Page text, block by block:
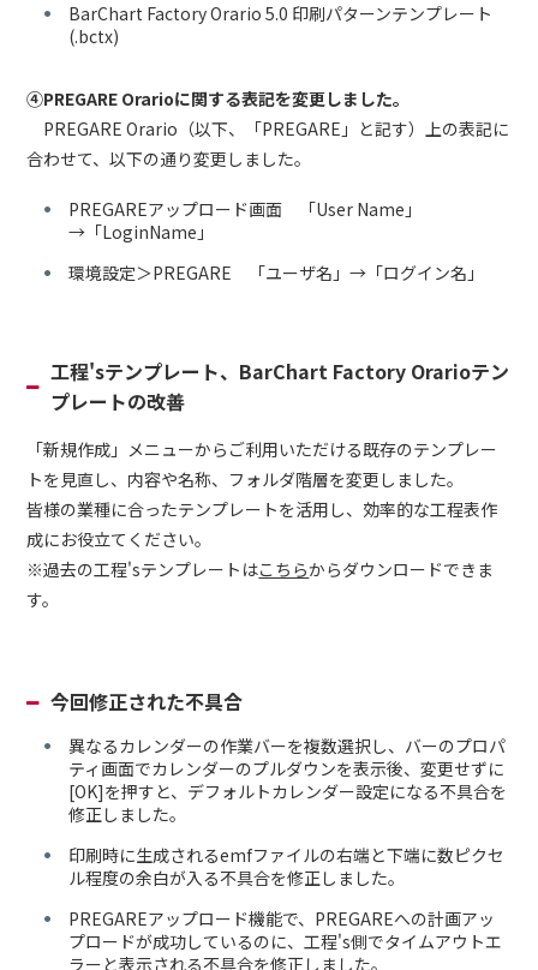
BarChart Factory Orario 5.0 印刷パターンテンプレート
(.bctx)
④PREGARE Orarioに関する表記を変更しました。
PREGARE Orario（以下、「PREGARE」と記す）上の表記に
合わせて、以下の通り変更しました。
PREGAREアップロード画面 「User Name」
→「LoginName」
環境設定＞PREGARE 「ユーザ名」→「ログイン名」
工程'sテンプレート、BarChart Factory Orarioテン
プレートの改善
「新規作成」メニューからご利用いただける既存のテンプレー
トを見直し、内容や名称、フォルダ階層を変更しました。
皆様の業種に合ったテンプレートを活用し、効率的な工程表作
成にお役立てください。
※過去の工程'sテンプレートはこちらからダウンロードできま
す。
今回修正された不具合
異なるカレンダーの作業バーを複数選択し、バーのプロパ
ティ画面でカレンダーのプルダウンを表示後、変更せずに
[OK]を押すと、デフォルトカレンダー設定になる不具合を
修正しました。
印刷時に生成されるemfファイルの右端と下端に数ピクセ
ル程度の余白が入る不具合を修正しました。
PREGAREアップロード機能で、PREGAREへの計画アッ
プロードが成功しているのに、工程's側でタイムアウトエ
ラーと表示される不具合を修正しました。